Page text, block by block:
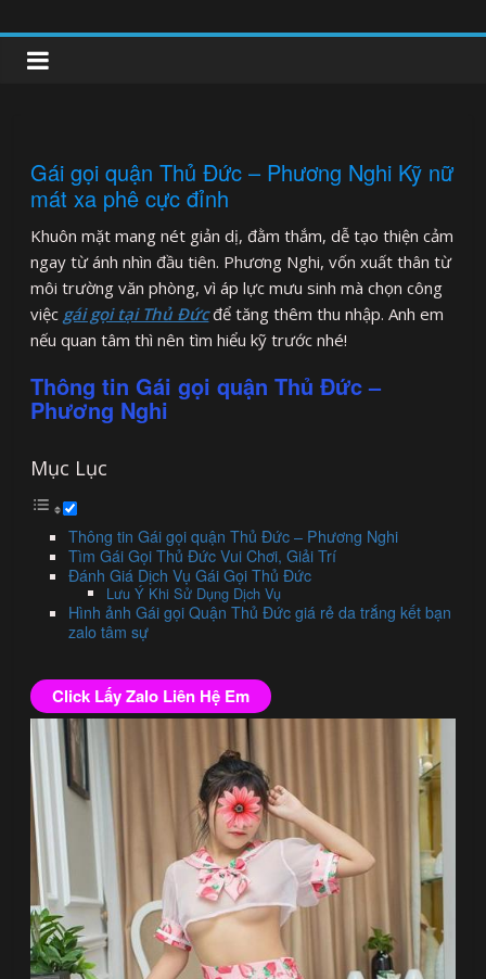
to
content
clipnonglive.com
Gái gọi quận Thủ Đức – Phương Nghi Kỹ nữ
mát xa phê cực đỉnh
Khuôn mặt mang nét giản dị, đằm thắm, dễ tạo thiện cảm
ngay từ ánh nhìn đầu tiên. Phương Nghi, vốn xuất thân từ
môi trường văn phòng, vì áp lực mưu sinh mà chọn công
việc gái gọi tại Thủ Đứcđể tăng thêm thu nhập. Anh em
nếu quan tâm thì nên tìm hiểu kỹ trước nhé!
Thông tin Gái gọi quận Thủ Đức –
Phương Nghi
Mục Lục
Thông tin Gái gọi quận Thủ Đức – Phương Nghi
Tìm Gái Gọi Thủ Đức Vui Chơi, Giải Trí
Đánh Giá Dịch Vụ Gái Gọi Thủ Đức
Lưu Ý Khi Sử Dụng Dịch Vụ
Hình ảnh Gái gọi Quận Thủ Đức giá rẻ da trắng kết bạn
zalo tâm sự
Click Lấy Zalo Liên Hệ Em